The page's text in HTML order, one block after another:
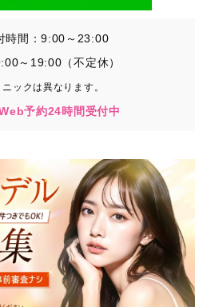
する情報
、アクセスログ等の利用状況に
）
から間接的に収集する情報
、以下の情報をパブリックDMP
等の情報
報を以下の目的で利用いたしま
、医療サービスの提供、医療関
ケア対応、これらに付随する諸
ため
時間：9:00～23:00
～19:00（不定休）
ックは異なります。
予約24時間受付中